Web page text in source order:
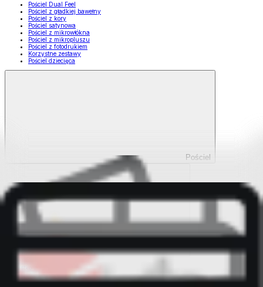
Pościel Dual Feel
Pościel z gładkiej bawełny
Pościel z kory
Pościel satynowa
Pościel z mikrowłókna
Pościel z mikropluszu
Pościel z fotodrukiem
Korzystne zestawy
Pościel dziecięca
Pościel